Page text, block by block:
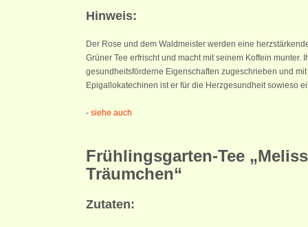
Hinweis:
Der Rose und dem Waldmeister werden eine
Grüner Tee erfrischt und macht mit seinem Koffein munter.
gesundheitsförderne Eigenschaften zugeschrieben und
Epigallokatechinen ist er für die Herzgesundheit sowieso
- siehe auch
Frühlingsgarten-Tee
Träumchen“
Zutaten: